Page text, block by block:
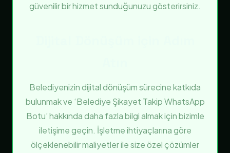
güvenilir bir hizmet sunduğunuzu gösterirsiniz.
Belediyenizin dijital dönüşüm sürecine katkıda
bulunmak ve ‘Belediye Şikayet Takip WhatsApp
Botu’ hakkında daha fazla bilgi almak için bizimle
iletişime geçin. İşletme ihtiyaçlarına göre
ölçeklenebilir maliyetler ile size özel çözümler